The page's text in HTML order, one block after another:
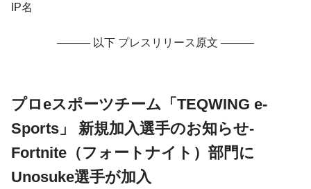
IP名
——— 以下 プレスリリース原文 ———
プロeスポーツチーム「TEQWING e-
Sports」 新規加入選手のお知らせ-
Fortnite（フォートナイト）部門に
Unosuke選手が加入